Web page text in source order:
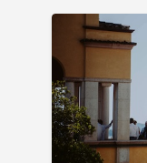
Progetti
Mostre
Bottega del
Negozi del